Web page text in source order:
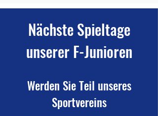
Nächste Spieltage
unserer F-Junioren
Werden Sie Teil unseres
Sportvereins